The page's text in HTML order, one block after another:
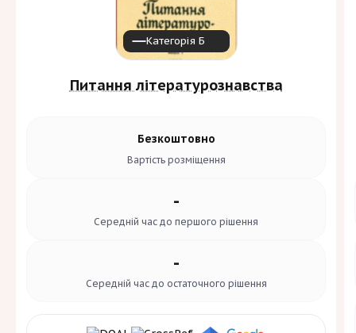
Категорія Б
Питання літературознавства
Безкоштовно
Вартість розміщення
-
Середній час до першого рішення
-
Середній час до остаточного рішення